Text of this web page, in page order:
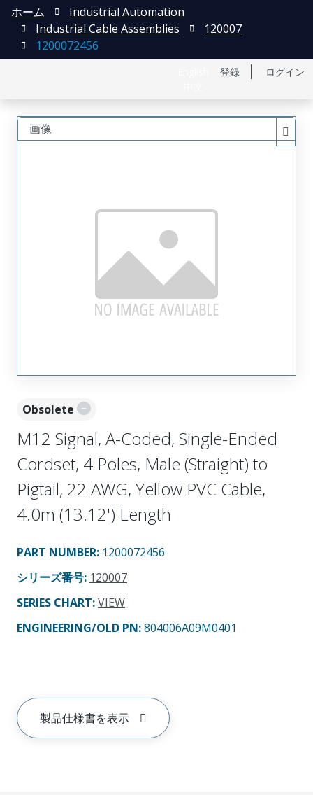
登録 ログイン
ホーム
Industrial Automation
Industrial Cable Assemblies
120007
1200072456
Obsolete
M12 Signal, A-Coded, Single-Ended
Cordset, 4 Poles, Male (Straight) to
Pigtail, 22 AWG, Yellow PVC Cable,
4.0m (13.12') Length
PART NUMBER: 1200072456
シリーズ番号: 120007
SERIES CHART:VIEW
ENGINEERING/OLD PN:804006A09M0401
製品仕様書を表示
画像